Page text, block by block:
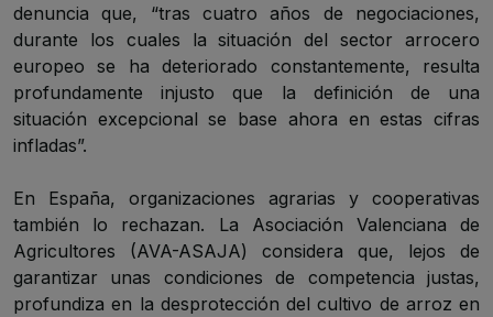
denuncia que, “tras cuatro años de negociaciones,
durante los cuales la situación del sector arrocero
europeo se ha deteriorado constantemente, resulta
profundamente injusto que la definición de una
situación excepcional se base ahora en estas cifras
infladas”.
En España, organizaciones agrarias y cooperativas
también lo rechazan. La Asociación Valenciana de
Agricultores (AVA-ASAJA) considera que, lejos de
garantizar unas condiciones de competencia justas,
profundiza en la desprotección del cultivo de arroz en